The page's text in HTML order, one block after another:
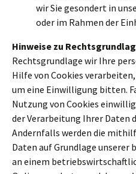
wir Sie gesondert in
oder im Rahmen der
Hinweise zu
Rechtsgrundlage wir Ihre
Hilfe von Cookies
um eine Einwilligung bitten.
Nutzung von Cookies
der Verarbeitung Ihrer Daten
Andernfalls werden die
Daten auf Grundlage
an einem